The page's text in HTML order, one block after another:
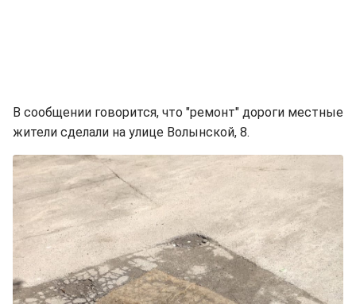
В сообщении говорится, что "ремонт" дороги местные
жители сделали на улице Волынской, 8.